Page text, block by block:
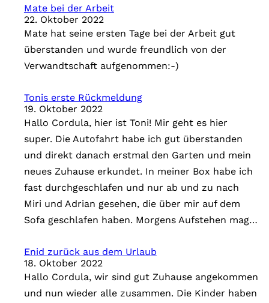
e
g
o
r
i
n
Mate bei der Arbeit
22. Oktober 2022
Mate hat seine ersten Tage bei der Arbeit gut
überstanden und wurde freundlich von der
Verwandtschaft aufgenommen:-)
Tonis erste Rückmeldung
19. Oktober 2022
Hallo Cordula, hier ist Toni! Mir geht es hier
super. Die Autofahrt habe ich gut überstanden
und direkt danach erstmal den Garten und mein
neues Zuhause erkundet. In meiner Box habe ich
fast durchgeschlafen und nur ab und zu nach
Miri und Adrian gesehen, die über mir auf dem
Sofa geschlafen haben. Morgens Aufstehen mag…
Enid zurück aus dem Urlaub
18. Oktober 2022
Hallo Cordula, wir sind gut Zuhause angekommen
und nun wieder alle zusammen. Die Kinder haben